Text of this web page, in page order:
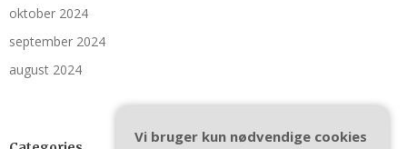
oktober 2024
september 2024
august 2024
Vi bruger kun nødvendige cookies